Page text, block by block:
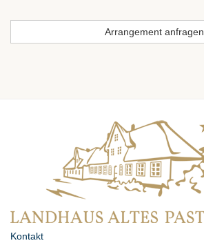
Arrangement anfragen
Kontakt